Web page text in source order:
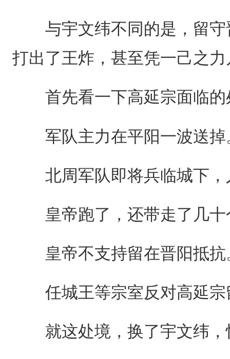
与宇文纬不同的是，留守
打出了王炸，甚至凭一己之
首先看一下高延宗面临的
军队主力在平阳一波送掉
北周军队即将兵临城下，
皇帝跑了，还带走了几十
皇帝不支持留在晋阳抵抗
任城王等宗室反对高延宗
就这处境，换了宇文纬，